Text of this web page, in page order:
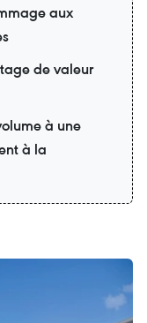
aux
de valeur
à une
à la